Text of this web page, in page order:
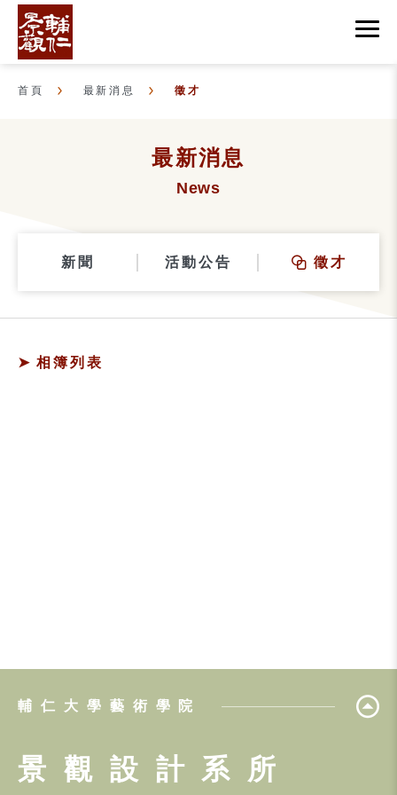
首頁 最新消息 徵才
最新消息
News
新聞 活動公告 徵才
相簿列表
輔仁大學藝術學院
景觀設計系所